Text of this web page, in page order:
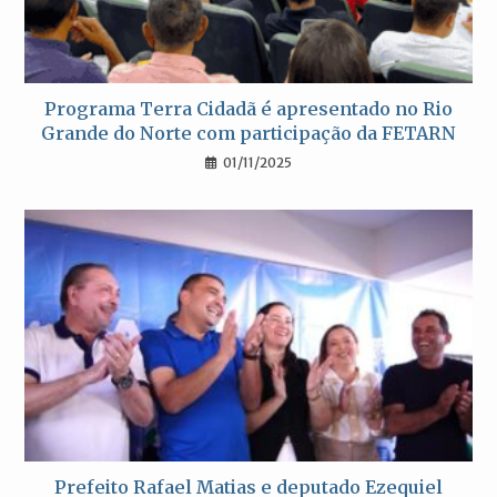
Programa Terra Cidadã é apresentado no Rio
Grande do Norte com participação da FETARN
01/11/2025
Prefeito Rafael Matias e deputado Ezequiel